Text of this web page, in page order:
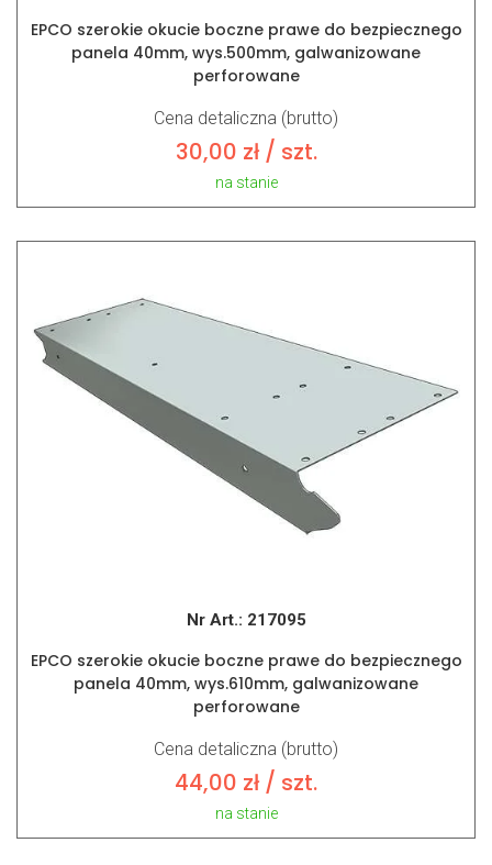
EPCO szerokie okucie boczne prawe do bezpiecznego
panela 40mm, wys.500mm, galwanizowane
perforowane
Cena detaliczna (brutto)
30,00 zł/ szt.
na stanie
Nr Art.: 217095
EPCO szerokie okucie boczne prawe do bezpiecznego
panela 40mm, wys.610mm, galwanizowane
perforowane
Cena detaliczna (brutto)
44,00 zł / szt.
na stanie